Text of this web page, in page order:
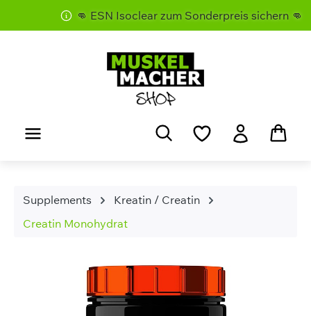
Zum Hauptinhalt springen
👊 ESN Isoclear zum Sonderpreis sichern 👊
Supplements
Kreatin / Creatin
Creatin Monohydrat
Bildergalerie überspringen